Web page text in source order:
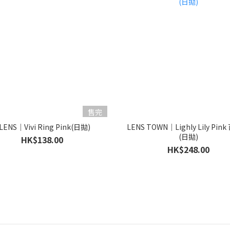
售完
｜Vivi Ring Pink(日拋)
HK$138.00
LENS TOWN｜Lighly Lily Pink
(日拋)
HK$248.00